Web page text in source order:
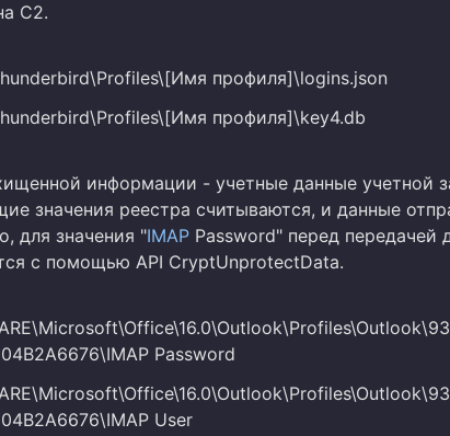
C2.
профиля]\logins.json
профиля]\key4.db
информации - учетные данные учетной
значения реестра считываются, и данные
для значения "IMAP Password" перед передачей
с помощью API CryptUnprotectData.
Password
User